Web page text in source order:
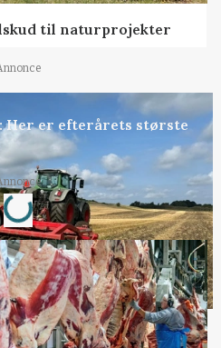
til naturprojekter
Her er efterårets største